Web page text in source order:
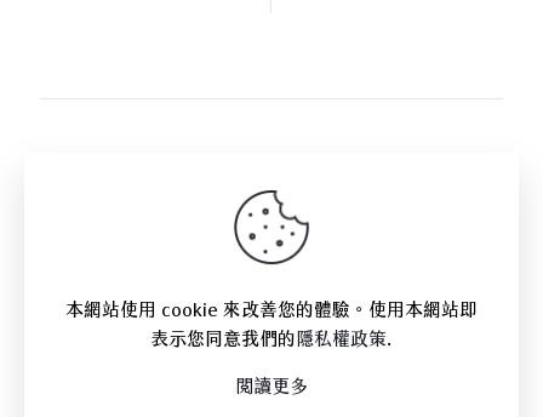
本網站使用 cookie 來改善您的體驗。使用本網站即
表示您同意我們的 隱私權政策.
閱讀更多